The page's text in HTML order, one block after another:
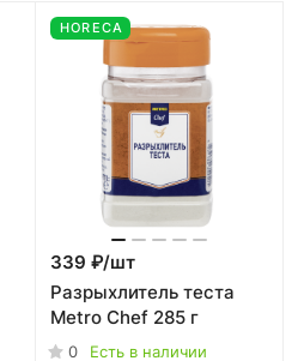
HORECA
339 ₽/шт
Разрыхлитель теста
Metro Chef 285 г
0 Есть в наличии